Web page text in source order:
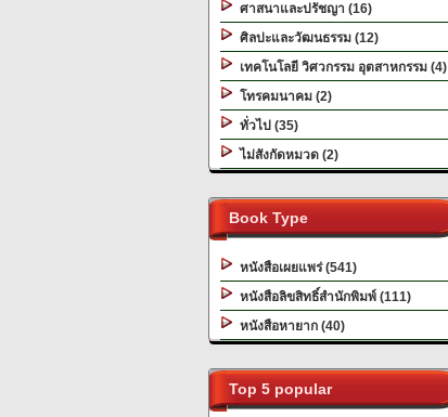
ศาสนาและปรัชญา (16)
ศิลปะและวัฒนธรรม (12)
เทคโนโลยี วิศวกรรม อุตสาหกรรม (4)
โทรคมนาคม (2)
ทั่วไป (35)
ไม่สังกัดหมวด (2)
Book Type
หนังสือเผยแพร่ (541)
หนังสือลิขสิทธิ์สำนักพิมพ์ (111)
หนังสือหายาก (40)
Top 5 popular